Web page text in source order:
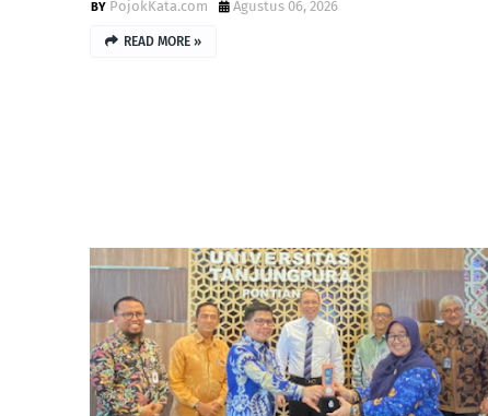
PojokKata.com
Agustus 06, 2026
READ MORE »